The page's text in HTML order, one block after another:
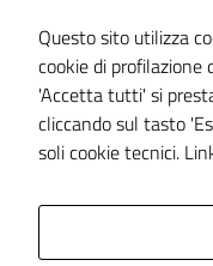
Dichiarazione di
Piano di miglioramento
Statistiche sito web
Questo sito utilizza
cookie di profilazione
'Accetta tutti' si
cliccando sul tasto
soli cookie tecnici.